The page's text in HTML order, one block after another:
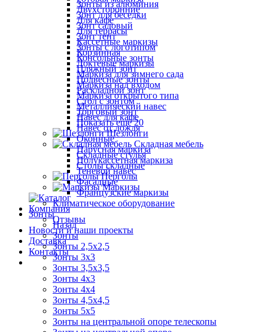
Зонты из алюминия
Зонт для беседки
Зонт садовый
Зонт тент
Зонты с логотипом
Консольные зонты
Пляжный зонт
Подвесные зонты
Раскладной зонт
Стол с зонтом
Торговый зонт
Показать ещё 20
Шезлонги
Складная мебель
Складные стулья
Столы складные
Перголы
Маркизы
Компания
Отзывы
Новости и наши проекты
Доставка
Контакты
Двухсторонние
Для кафе
Для террасы
Кассетные маркизы
Корзинная
Локтевые маркизы
Маркиза для зимнего сада
Маркиза над входом
Маркиза открытого типа
Металлический навес
Навес для кафе
Навес от дождя
Оконные
Парусная маркиза
Полукассетная маркиза
Теневой навес
Фасадные
Французские маркизы
Климатическое оборудование
Зонты
Назад
Зонты
Зонты 2,5х2,5
Зонты 3х3
Зонты 3,5х3,5
Зонты 4х3
Зонты 4х4
Зонты 4,5х4,5
Зонты 5х5
Зонты на центральной опоре телескопы